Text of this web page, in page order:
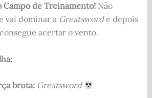
Campo de Treinamento!Não
vai dominar a Greatsworde depois
acertar o vento.
bruta: Greatsword